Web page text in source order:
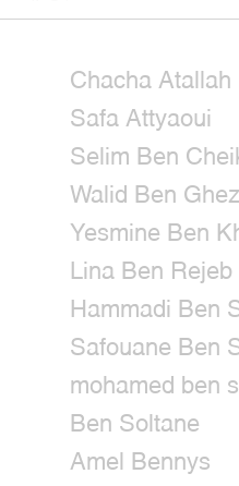
Chacha Atallah
Safa Attyaoui
Selim Ben
Walid Ben
Yesmine Ben
Lina Ben Rejeb
Hammadi Ben
Safouane Ben
mohamed ben
Ben Soltane
Amel Bennys